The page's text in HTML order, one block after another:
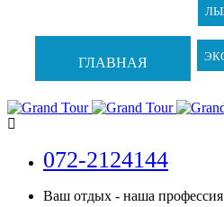
ГЛАВНАЯ
072-2124144
Ваш отдых - наша профессия